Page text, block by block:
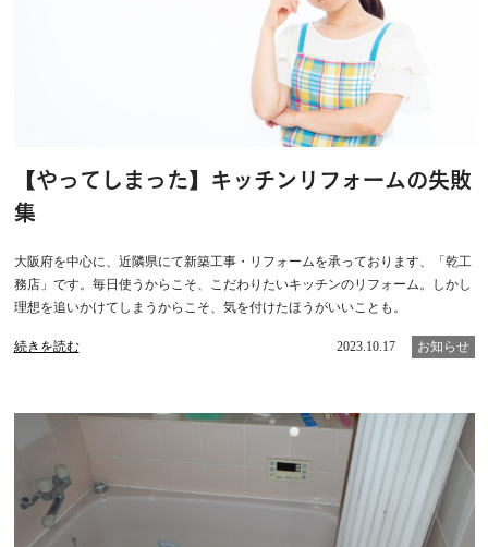
【やってしまった】キッチンリフォームの失敗
集
大阪府を中心に、近隣県にて新築工事・リフォームを承っております、「乾工
務店」です。毎日使うからこそ、こだわりたいキッチンのリフォーム。しかし
理想を追いかけてしまうからこそ、気を付けたほうがいいことも。
続きを読む 2023.10.17 お知らせ